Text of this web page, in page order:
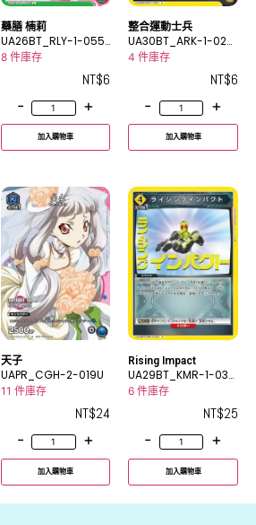
藥膳 楠莉
UA26BT_RLY-1-055
C
8 件庫存
NT$6
-
+
加入購物車
整合運動士兵
UA30BT_ARK-1-022
C
4 件庫存
NT$6
-
+
加入購物車
天子
UAPR_CGH-2-019U
11 件庫存
NT$24
-
+
加入購物車
Rising Impact
UA29BT_KMR-1-033
R
6 件庫存
NT$25
-
+
加入購物車